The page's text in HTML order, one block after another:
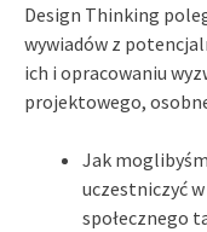
Design Thinking
wywiadów z
ich i opracowaniu
projektowego,
Jak
uczestniczyć
społecznego